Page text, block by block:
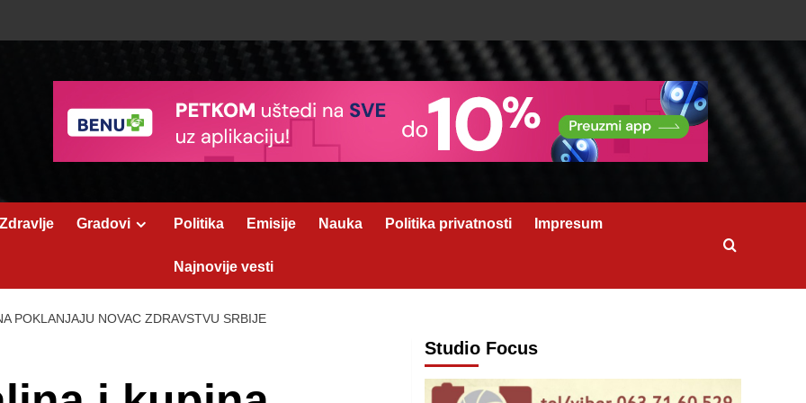
Zdravlje Gradovi Politika Emisije Nauka Politika privatnosti Impresum
Najnovije vesti
POKLANJAJU NOVAC ZDRAVSTVU SRBIJE
Studio Focus